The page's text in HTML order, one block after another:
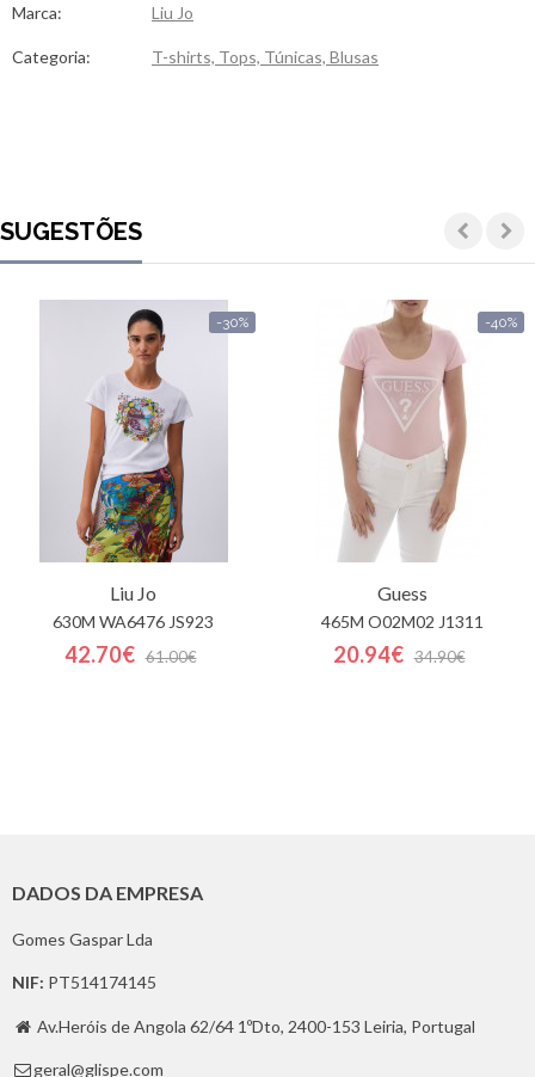
Marca: Liu Jo
Categoria: T-shirts, Tops, Túnicas, Blusas
SUGESTÕES
-30%
Liu Jo
630M WA6476 JS923
42.70€ 61.00€
-40%
Guess
465M O02M02 J1311
20.94€ 34.90€
DADOS DA EMPRESA
Gomes Gaspar Lda
NIF: PT514174145
 Av.Heróis de Angola 62/64 1ºDto, 2400-153 Leiria, Portugal
 geral@glispe.com